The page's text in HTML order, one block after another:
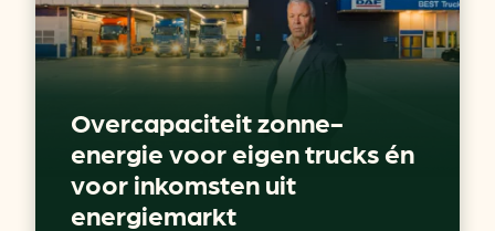
Overcapaciteit zonne-
energie voor eigen trucks én
voor inkomsten uit
energiemarkt